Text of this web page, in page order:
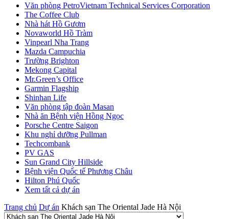
Văn phòng PetroVietnam Technical Services Corporation
The Coffee Club
Nhà hát Hồ Gươm
Novaworld Hồ Tràm
Vinpearl Nha Trang
Mazda Campuchia
Trường Brighton
Mekong Capital
Mr.Green’s Office
Garmin Flagship
Shinhan Life
Văn phòng tập đoàn Masan
Nhà ăn Bệnh viện Hồng Ngọc
Porsche Centre Saigon
Khu nghỉ dưỡng Pullman
Techcombank
PV GAS
Sun Grand City Hillside
Bệnh viện Quốc tế Phương Châu
Hilton Phú Quốc
Xem tất cả dự án
Trang chủ Dự án Khách sạn The Oriental Jade Hà Nội